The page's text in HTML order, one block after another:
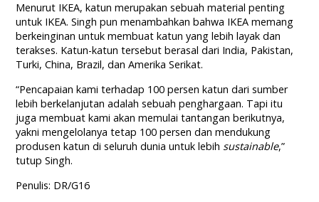
Menurut IKEA, katun merupakan sebuah material penting
untuk IKEA. Singh pun menambahkan bahwa IKEA memang
berkeinginan untuk membuat katun yang lebih layak dan
terakses. Katun-katun tersebut berasal dari India, Pakistan,
Turki, China, Brazil, dan Amerika Serikat.
“Pencapaian kami terhadap 100 persen katun dari sumber
lebih berkelanjutan adalah sebuah penghargaan. Tapi itu
juga membuat kami akan memulai tantangan berikutnya,
yakni mengelolanya tetap 100 persen dan mendukung
produsen katun di seluruh dunia untuk lebih sustainable,”
tutup Singh.
Penulis: DR/G16